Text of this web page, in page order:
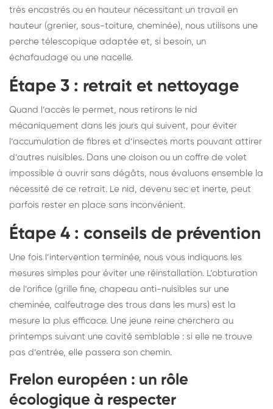
très encastrés ou en hauteur nécessitant un travail en
hauteur (grenier, sous-toiture, cheminée), nous utilisons une
perche télescopique adaptée et, si besoin, un
échafaudage ou une nacelle.
Étape 3 : retrait et nettoyage
Quand l’accès le permet, nous retirons le nid
mécaniquement dans les jours qui suivent, pour éviter
l’accumulation de fibres et d’insectes morts pouvant attirer
d’autres nuisibles. Dans une cloison ou un coffre de volet
impossible à ouvrir sans dégâts, nous évaluons ensemble la
nécessité de ce retrait. Le nid, devenu sec et inerte, peut
parfois rester en place sans inconvénient.
Étape 4 : conseils de prévention
Une fois l’intervention terminée, nous vous indiquons les
mesures simples pour éviter une réinstallation. L’obturation
de l’orifice (grille fine, chapeau anti-nuisibles sur une
cheminée, calfeutrage des trous dans les murs) est la
mesure la plus efficace. Une jeune reine cherchera au
printemps suivant une cavité semblable : si elle ne trouve
pas d’entrée, elle passera son chemin.
Frelon européen : un rôle
écologique à respecter